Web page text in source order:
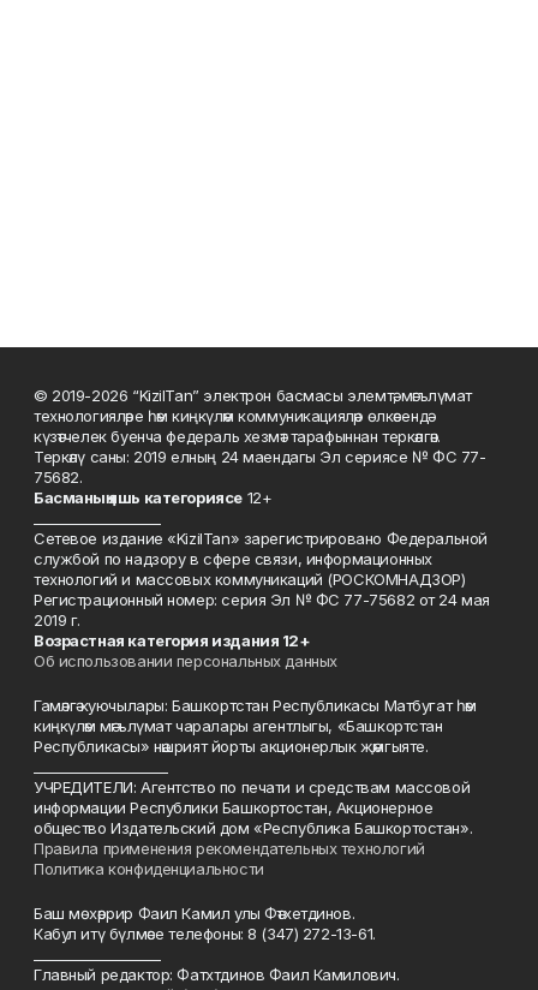
© 2019-2026 “KizilTan” электрон басмасы элемтә, мәгълүмат
технологияләре һәм киңкүләм коммуникацияләр өлкәсендә
күзәтчелек буенча федераль хезмәт тарафыннан теркәлгән.
Теркәлү саны: 2019 елның 24 маендагы Эл сериясе № ФС 77-
75682.
Басманың яшь категориясе12+
Сетевое издание «KizilTan» зарегистрировано Федеральной
службой по надзору в сфере связи, информационных
технологий и массовых коммуникаций (РОСКОМНАДЗОР)
Регистрационный номер: серия Эл № ФС 77-75682 от 24 мая
2019 г.
Возрастная категория издания 12+
Об использовании персональных данных
Гамәлгә куючылары: Башкортстан Республикасы Матбугат һәм
киңкүләм мәгълүмат чаралары агентлыгы, «Башкортстан
Республикасы» нәшрият йорты акционерлык җәмгыяте.
УЧРЕДИТЕЛИ: Агентство по печати и средствам массовой
информации Республики Башкортостан, Акционерное
общество Издательский дом «Республика Башкортостан».
Правила применения рекомендательных технологий
Политика конфиденциальности
Баш мөхәррир Фаил Камил улы Фәтхетдинов.
Кабул итү бүлмәсе телефоны: 8 (347) 272-13-61.
Главный редактор: Фатхтдинов Фаил Камилович.